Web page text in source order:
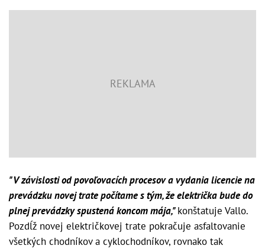
"V závislosti od povoľovacích procesov a vydania licencie na
prevádzku novej trate počítame s tým, že električka bude do
plnej prevádzky spustená koncom mája,"konštatuje Vallo.
Pozdĺž novej električkovej trate pokračuje asfaltovanie
všetkých chodníkov a cyklochodníkov, rovnako tak